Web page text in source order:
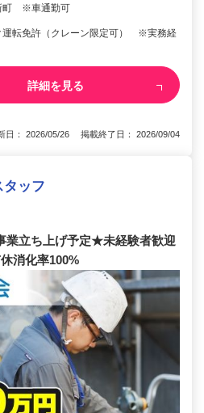
町 ※車通勤可
運転免許（クレーン限定可） ※実務経
詳細を見る
日： 2026/05/26 掲載終了日： 2026/09/04
タッフ
業立ち上げ予定★未経験者歓迎
消化率100%